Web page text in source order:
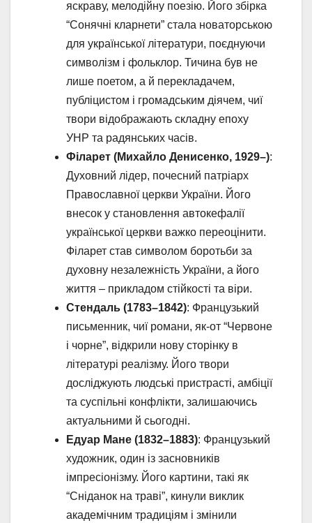
яскраву, мелодійну поезію. Його збірка
“Сонячні кларнети” стала новаторською
для української літератури, поєднуючи
символізм і фольклор. Тичина був не
лише поетом, а й перекладачем,
публіцистом і громадським діячем, чиї
твори відображають складну епоху
УНР та радянських часів.
Філарет (Михайло Денисенко, 1929–):
Духовний лідер, почесний патріарх
Православної церкви України. Його
внесок у становлення автокефалії
української церкви важко переоцінити.
Філарет став символом боротьби за
духовну незалежність України, а його
життя – прикладом стійкості та віри.
Стендаль (1783–1842): Французький
письменник, чиї романи, як-от “Червоне
і чорне”, відкрили нову сторінку в
літературі реалізму. Його твори
досліджують людські пристрасті, амбіції
та суспільні конфлікти, залишаючись
актуальними й сьогодні.
Едуар Мане (1832–1883): Французький
художник, один із засновників
імпресіонізму. Його картини, такі як
“Сніданок на траві”, кинули виклик
академічним традиціям і змінили